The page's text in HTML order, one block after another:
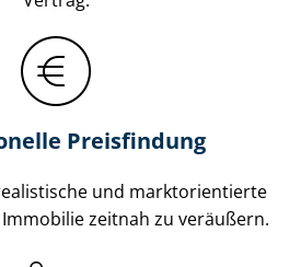
Preisfindung
und markt­ori­en­tier­te
zeitnah zu veräußern.